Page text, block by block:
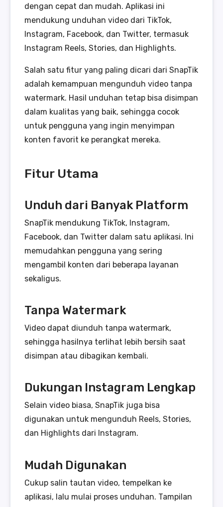
dengan cepat dan mudah. Aplikasi ini
mendukung unduhan video dari TikTok,
Instagram, Facebook, dan Twitter, termasuk
Instagram Reels, Stories, dan Highlights.
Salah satu fitur yang paling dicari dari SnapTik
adalah kemampuan mengunduh video tanpa
watermark. Hasil unduhan tetap bisa disimpan
dalam kualitas yang baik, sehingga cocok
untuk pengguna yang ingin menyimpan
konten favorit ke perangkat mereka.
Fitur Utama
Unduh dari Banyak Platform
SnapTik mendukung TikTok, Instagram,
Facebook, dan Twitter dalam satu aplikasi. Ini
memudahkan pengguna yang sering
mengambil konten dari beberapa layanan
sekaligus.
Tanpa Watermark
Video dapat diunduh tanpa watermark,
sehingga hasilnya terlihat lebih bersih saat
disimpan atau dibagikan kembali.
Dukungan Instagram Lengkap
Selain video biasa, SnapTik juga bisa
digunakan untuk mengunduh Reels, Stories,
dan Highlights dari Instagram.
Mudah Digunakan
Cukup salin tautan video, tempelkan ke
aplikasi, lalu mulai proses unduhan. Tampilan